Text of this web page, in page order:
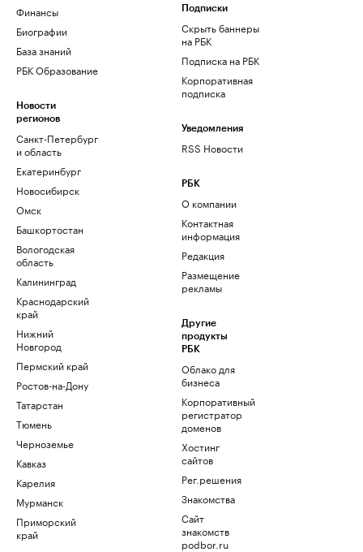
Финансы
Биографии
База знаний
РБК Образование
Новости
регионов
Санкт-Петербург
и область
Екатеринбург
Новосибирск
Омск
Башкортостан
Вологодская
область
Калининград
Краснодарский
край
Нижний
Новгород
Пермский край
Ростов-на-Дону
Татарстан
Тюмень
Черноземье
Кавказ
Карелия
Мурманск
Приморский
край
Подписки
Скрыть баннеры
на РБК
Подписка на РБК
Корпоративная
подписка
Уведомления
RSS Новости
РБК
О компании
Контактная
информация
Редакция
Размещение
рекламы
Другие
продукты
РБК
Облако для
бизнеса
Корпоративный
регистратор
доменов
Хостинг
сайтов
Рег.решения
Знакомства
Сайт
знакомств
podbor.ru